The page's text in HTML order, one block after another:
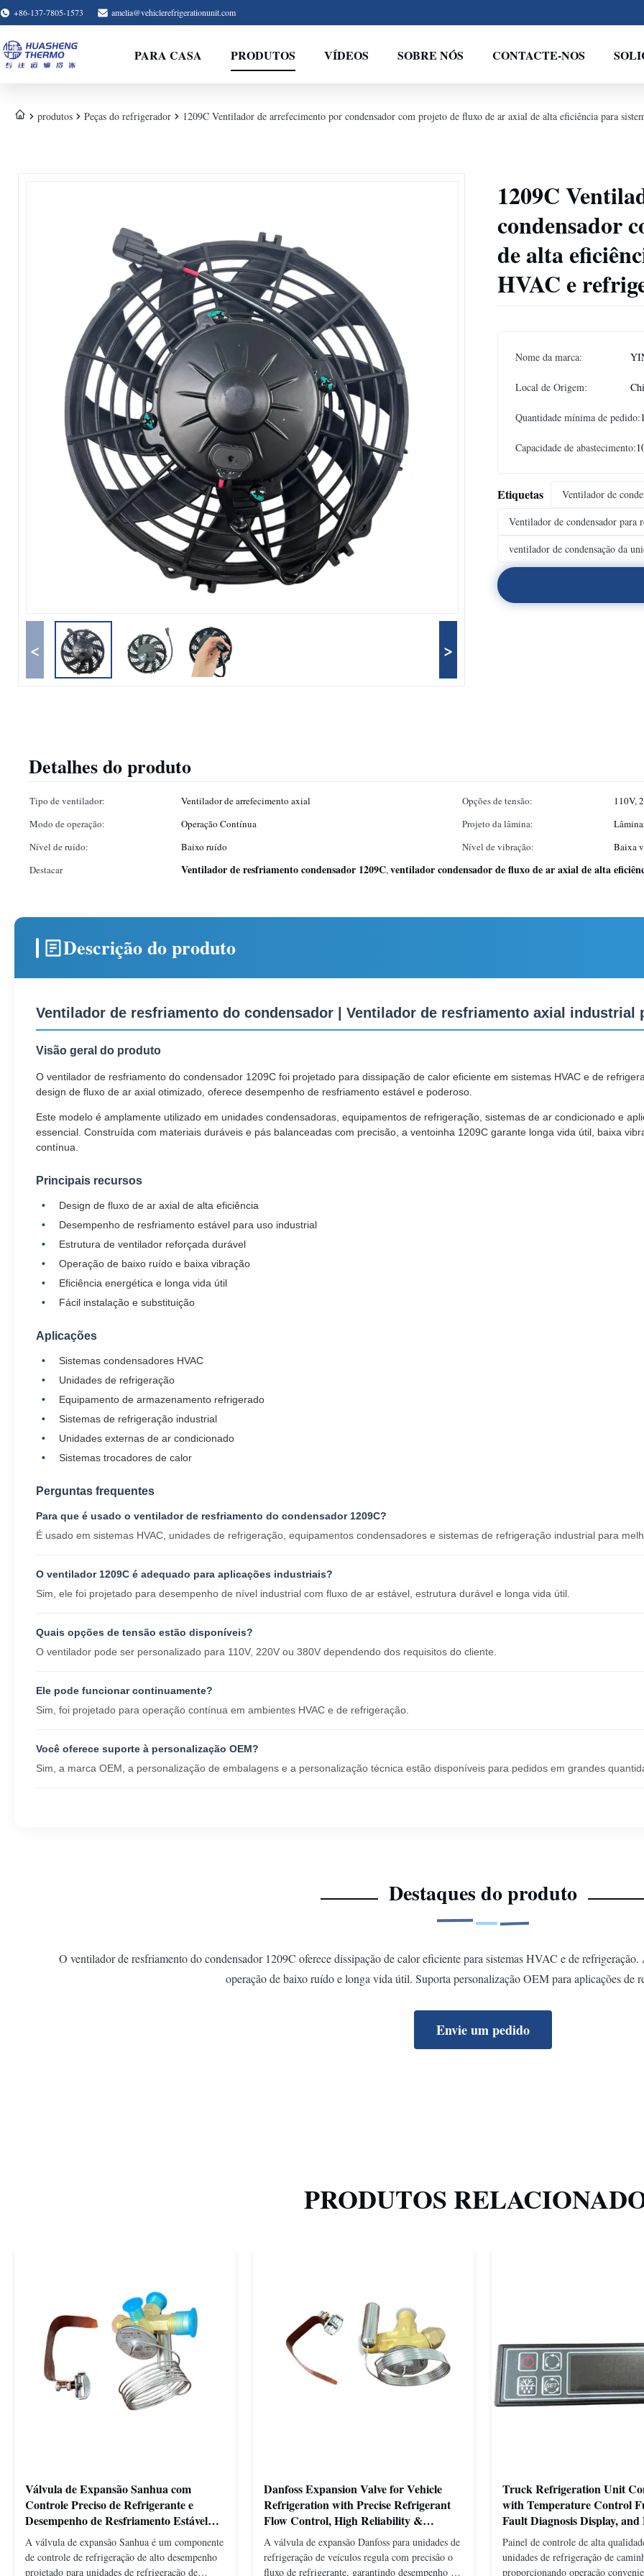
+86-137-7805-1573 amelia@vehiclerefrigerationunit.com
PARA CASA PRODUTOS VÍDEOS SOBRE NÓS CONTACTE-NOS
produtos Peças do refrigerador 1209C Ventilador de arrefecimento por condensador com projeto de fluxo de ar axial de alta eficiência para
< >
1209C
condensador
de alta
HVAC e
Nome da marca:
Local de Origem:
Quantidade mínima de pedido:1
Capacidade de abastecimento:
Etiquetas
Ventilador de
Ventilador de condensador para
ventilador de condensação da
Detalhes do produto
Tipo de ventilador: Ventilador de arrefecimento axial Opções de tensão:
110V,
Modo de operação:
Operação Contínua Projeto da lâmina:
Nível de ruído:
Baixo ruído Nível de vibração:
Baixa
Destacar
Ventilador de resfriamento condensador 1209C,ventilador condensador de fluxo de ar axial de alta
Descrição do produto
Ventilador de resfriamento do condensador | Ventilador de resfriamento axial industrial
Visão geral do produto
O ventilador de resfriamento do condensador 1209C foi projetado para dissipação de calor eficiente em sistemas HVAC e de
design de fluxo de ar axial otimizado, oferece desempenho de resfriamento estável e poderoso.
Este modelo é amplamente utilizado em unidades condensadoras, equipamentos de refrigeração, sistemas de ar condicionado e
essencial. Construída com materiais duráveis ​​e pás balanceadas com precisão, a ventoinha 1209C garante longa vida útil, baixa
contínua.
Principais recursos
Design de fluxo de ar axial de alta eficiência
Desempenho de resfriamento estável para uso industrial
Estrutura de ventilador reforçada durável
Operação de baixo ruído e baixa vibração
Eficiência energética e longa vida útil
Fácil instalação e substituição
Aplicações
Sistemas condensadores HVAC
Unidades de refrigeração
Equipamento de armazenamento refrigerado
Sistemas de refrigeração industrial
Unidades externas de ar condicionado
Sistemas trocadores de calor
Perguntas frequentes
Para que é usado o ventilador de resfriamento do condensador 1209C?
É usado em sistemas HVAC, unidades de refrigeração, equipamentos condensadores e sistemas de refrigeração industrial para
O ventilador 1209C é adequado para aplicações industriais?
Sim, ele foi projetado para desempenho de nível industrial com fluxo de ar estável, estrutura durável e longa vida útil.
Quais opções de tensão estão disponíveis?
O ventilador pode ser personalizado para 110V, 220V ou 380V dependendo dos requisitos do cliente.
Ele pode funcionar continuamente?
Sim, foi projetado para operação contínua em ambientes HVAC e de refrigeração.
Você oferece suporte à personalização OEM?
Sim, a marca OEM, a personalização de embalagens e a personalização técnica estão disponíveis para pedidos em grandes
Destaques do produto
O ventilador de resfriamento do condensador 1209C oferece dissipação de calor eficiente para sistemas HVAC e de
operação de baixo ruído e longa vida útil. Suporta personalização OEM para aplicações de
Envie um pedido
PRODUTOS
Válvula de Expansão Sanhua com
Controle Preciso de Refrigerante e
Desempenho de Resfriamento Estável
para Unidades de Refrigeração Veicular
A válvula de expansão Sanhua é um componente
de controle de refrigeração de alto desempenho
projetado para unidades de refrigeração de
Danfoss Expansion Valve for Vehicle
Refrigeration with Precise Refrigerant
Flow Control, High Reliability &
Compact Design
A válvula de expansão Danfoss para unidades de
refrigeração de veículos regula com precisão o
fluxo de refrigerante, garantindo desempenho de
Truck Refrigeration Unit
with Temperature Control
Fault Diagnosis Display,
Vehicle Application Design
Painel de controle de alta
unidades de refrigeração de
proporcionando operação